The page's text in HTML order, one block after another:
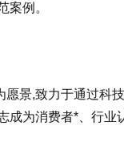
案例。
景,致力于通过科
为消费者*、行